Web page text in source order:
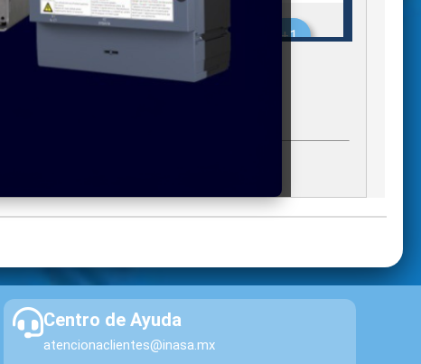
Monterrey 8 +1
Centro de Ayuda
atencionaclientes@inasa.mx